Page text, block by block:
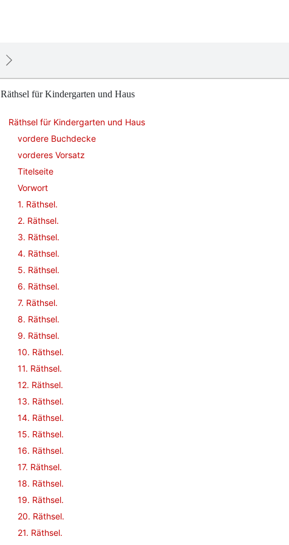
Räthsel für Kindergarten und Haus
Räthsel für Kindergarten und Haus
vordere Buchdecke
vorderes Vorsatz
Titelseite
Vorwort
1. Räthsel.
2. Räthsel.
3. Räthsel.
4. Räthsel.
5. Räthsel.
6. Räthsel.
7. Räthsel.
8. Räthsel.
9. Räthsel.
10. Räthsel.
11. Räthsel.
12. Räthsel.
13. Räthsel.
14. Räthsel.
15. Räthsel.
16. Räthsel.
17. Räthsel.
18. Räthsel.
19. Räthsel.
20. Räthsel.
21. Räthsel.